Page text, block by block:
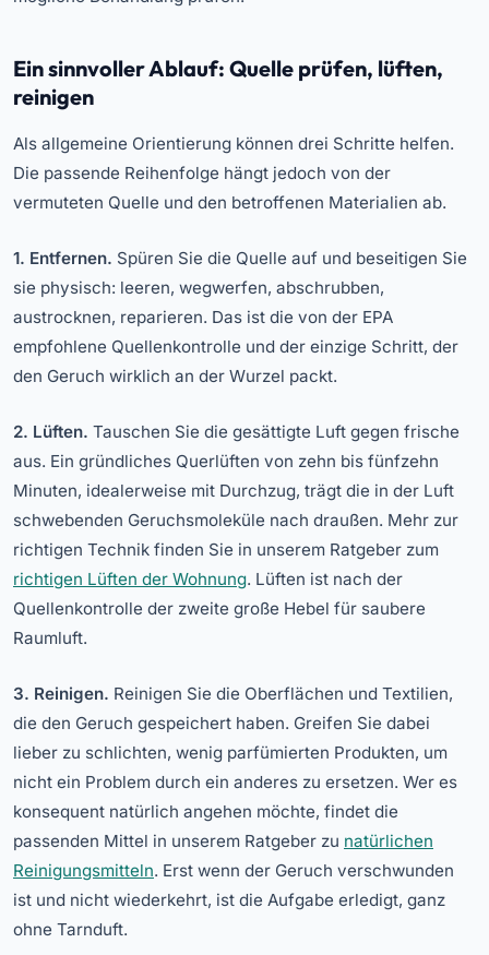
Ein sinnvoller Ablauf: Quelle prüfen, lüften,
reinigen
Als allgemeine Orientierung können drei Schritte helfen.
Die passende Reihenfolge hängt jedoch von der
vermuteten Quelle und den betroffenen Materialien ab.
1. Entfernen. Spüren Sie die Quelle auf und beseitigen Sie
sie physisch: leeren, wegwerfen, abschrubben,
austrocknen, reparieren. Das ist die von der EPA
empfohlene Quellenkontrolle und der einzige Schritt, der
den Geruch wirklich an der Wurzel packt.
2. Lüften. Tauschen Sie die gesättigte Luft gegen frische
aus. Ein gründliches Querlüften von zehn bis fünfzehn
Minuten, idealerweise mit Durchzug, trägt die in der Luft
schwebenden Geruchsmoleküle nach draußen. Mehr zur
richtigen Technik finden Sie in unserem Ratgeber zum
richtigen Lüften der Wohnung. Lüften ist nach der
Quellenkontrolle der zweite große Hebel für saubere
Raumluft.
3. Reinigen. Reinigen Sie die Oberflächen und Textilien,
die den Geruch gespeichert haben. Greifen Sie dabei
lieber zu schlichten, wenig parfümierten Produkten, um
nicht ein Problem durch ein anderes zu ersetzen. Wer es
konsequent natürlich angehen möchte, findet die
passenden Mittel in unserem Ratgeber zu natürlichen
Reinigungsmitteln. Erst wenn der Geruch verschwunden
ist und nicht wiederkehrt, ist die Aufgabe erledigt, ganz
ohne Tarnduft.